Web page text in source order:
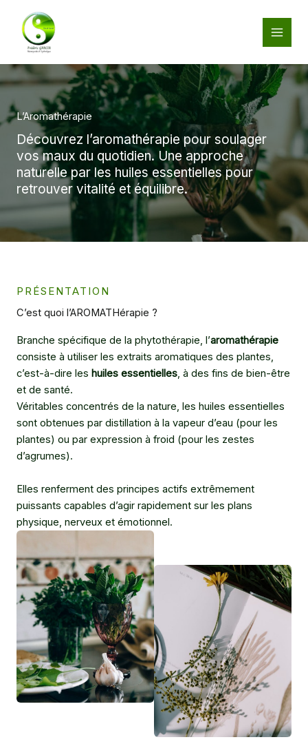
contenu
L’Aromathérapie
Découvrez l’aromathérapie pour soulager
vos maux du quotidien. Une approche
naturelle par les huiles essentielles pour
retrouver vitalité et équilibre.
PRÉSENTATION
C’est quoi l’AROMATHérapie ?
Branche spécifique de la phytothérapie, l’aromathérapie
consiste à utiliser les extraits aromatiques des plantes,
c’est-à-dire les huiles essentielles, à des fins de bien-être
et de santé.
Véritables concentrés de la nature, les huiles essentielles
sont obtenues par distillation à la vapeur d’eau (pour les
plantes) ou par expression à froid (pour les zestes
d’agrumes).
Elles renferment des principes actifs extrêmement
puissants capables d’agir rapidement sur les plans
physique, nerveux et émotionnel.